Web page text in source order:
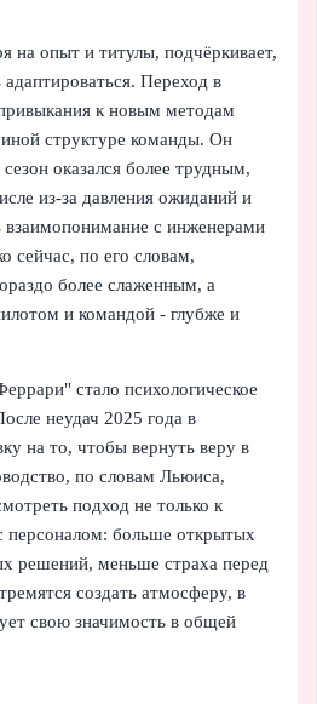
на опыт и титулы, подчёркивает,
Переход в
к новым методам
структуре команды. Он
оказался более трудным,
из‑за давления ожиданий и
взаимопонимание с инженерами
сейчас, по его словам,
более слаженным, а
и командой - глубже и
стало психологическое
неудач 2025 года в
на то, чтобы вернуть веру в
по словам Льюиса,
подход не только к
персоналом: больше открытых
решений, меньше страха перед
создать атмосферу, в
свою значимость в общей